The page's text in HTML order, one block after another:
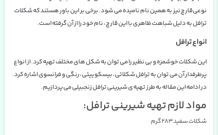
نوعیقارچنیز به همین نام نامیده می شود. برخی بر این باور هستند که شکلات
ترافل به دلیل شباهت ظاهری با این قارچ، نام خود را از آن گرفته است.
انواع ترافل
این شکلات خوشمزه و بی نظیر را می توان به شکل های مختلف تهیه کرد. از انواع
پرطرفدار آن می توان به ترافل شکلاتی، بیسکوییتی، رنگی و فرانسوی اشاره کرد.
در ادامه این مقاله به طرز تهیه ی شیرینی ترافل زنجبیلیمی پردازیم.
مواد لازم تهیه شیرینی ترافل:
شکلات سفید 283 گرم